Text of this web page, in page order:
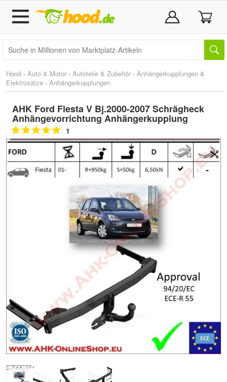
Hood › Auto & Motor › Autoteile & Zubehör › Anhängerkupplungen &
Elektrosätze › Anhängerkupplungen
AHK Ford Fiesta V Bj.2000-2007 Schrägheck
Anhängevorrichtung Anhängerkupplung
1
Doppelt antippen zum
vergrößern